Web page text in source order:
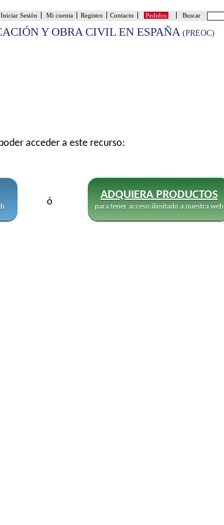
Buscar
Pedidos
Contacto
Registro
Mi cuenta
Iniciar Sesión
Y OBRA CIVIL EN ESPAÑA (PREOC)
acceder a este recurso:
ó
ADQUIERA PRODUCTOS
para tener acceso ilimitado a nuestra web